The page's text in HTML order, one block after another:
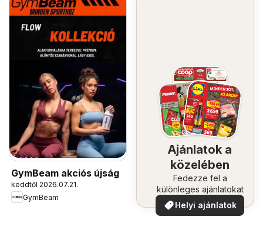
GymBeam akciós újság
keddtől 2026.07.21.
GymBeam
Ajánlatok a
közelében
Fedezze fel a
különleges ajánlatokat
Helyi ajánlatok